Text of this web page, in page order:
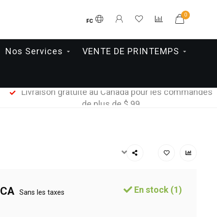
FC
0
Nos Services VENTE DE PRINTEMPS
Livraison gratuite au Canada pour les commandes
de plus de $ 99
Sans les taxes En stock (1)